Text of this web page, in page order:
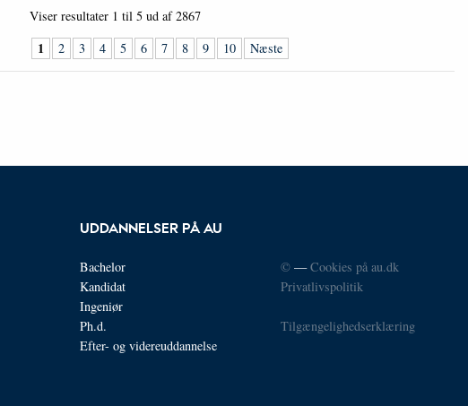
Viser resultater 1 til 5 ud af2867
1 2 3 4 5 6 7 8 9 10 Næste
UDDANNELSER PÅ AU
Bachelor
Kandidat
Ingeniør
Ph.d.
Efter- og videreuddannelse
© —Cookies på au.dk
Privatlivspolitik
Tilgængelighedserklæring